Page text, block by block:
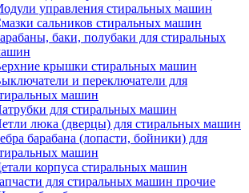
управления стиральных машин
сальников стиральных машин
баки, полубаки для стиральных
крышки стиральных машин
и переключатели для
машин
для стиральных машин
люка (дверцы) для стиральных машин
барабана (лопасти, бойники) для
машин
корпуса стиральных машин
для стиральных машин прочие